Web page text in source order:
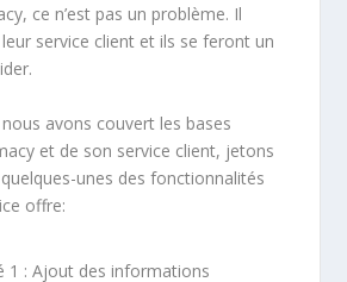
ce n’est pas un problème. Il
service client et ils se feront un
avons couvert les bases
et de son service client, jetons
quelques-unes des fonctionnalités
offre:
1 : Ajout des informations